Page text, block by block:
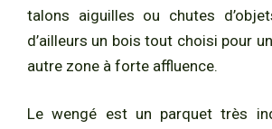
talons aiguilles ou chutes
d’ailleurs un bois tout choisi pour
autre zone à forte affluence.
Le wengé est un parquet très